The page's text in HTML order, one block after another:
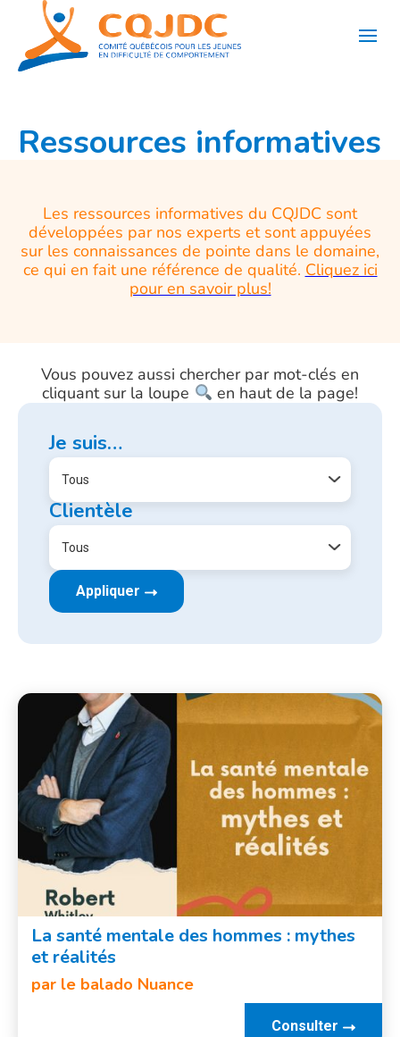
contenu
Ressources informatives
Les ressources informatives du CQJDC sont
développées par nos experts et sont appuyées
sur les connaissances de pointe dans le domaine,
ce qui en fait une référence de qualité. Cliquez ici
pour en savoir plus!
Vous pouvez aussi chercher par mot-clés en
cliquant sur la loupe
en haut de la page!
Je suis…
Clientèle
Appliquer
La santé mentale des hommes : mythes
et réalités
par le balado Nuance
Consulter